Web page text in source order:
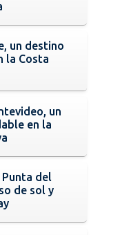
un destino
la Costa
un
en la
Punta del
de sol y